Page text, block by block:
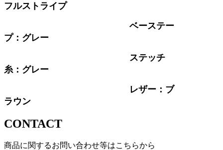
フルストライプ
ベーステー
プ：グレー
ステッチ
糸：グレー
レザー：ブ
ラウン
CONTACT
商品に関するお問い合わせ等はこちらから